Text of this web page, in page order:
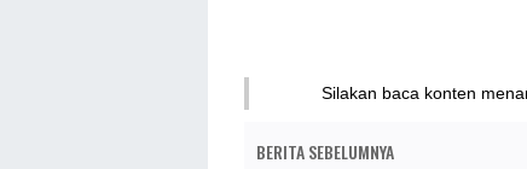
Silakan baca konten
BERITA SEBELUMNYA